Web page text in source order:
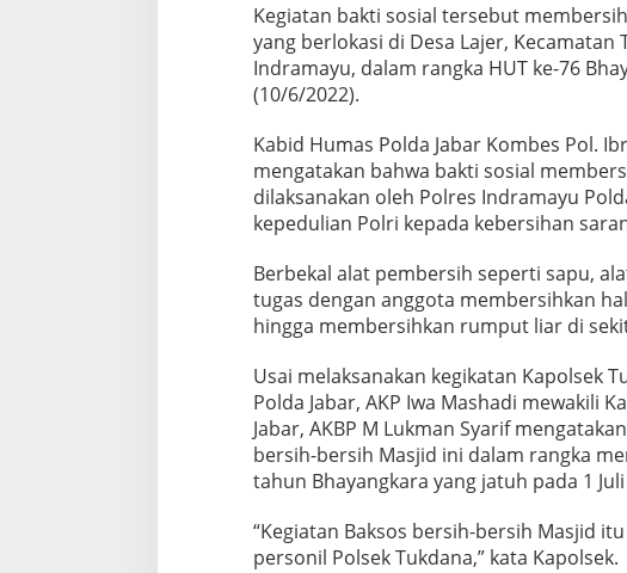
Kegiatan bakti sosial tersebut
yang berlokasi di Desa Lajer, Kecamatan
Indramayu, dalam rangka HUT ke-76
(10/6/2022).
Kabid Humas Polda Jabar Kombes Pol.
mengatakan bahwa bakti sosial
dilaksanakan oleh Polres Indramayu
kepedulian Polri kepada kebersihan
Berbekal alat pembersih seperti sapu,
tugas dengan anggota membersihkan
hingga membersihkan rumput liar di
Usai melaksanakan kegikatan Kapolsek
Polda Jabar, AKP Iwa Mashadi mewakili
Jabar, AKBP M Lukman Syarif
bersih-bersih Masjid ini dalam rangka
tahun Bhayangkara yang jatuh pada 1
“Kegiatan Baksos bersih-bersih Masjid
personil Polsek Tukdana,” kata Kapolsek.